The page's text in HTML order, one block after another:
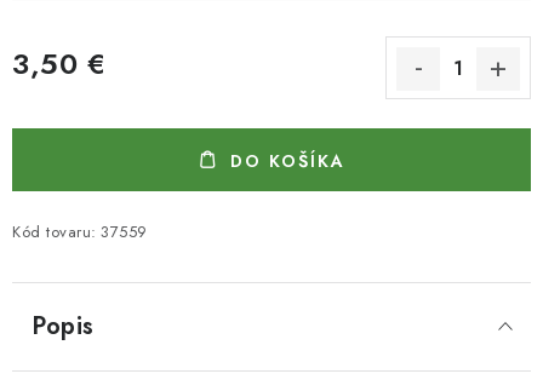
3,50 €
DO KOŠÍKA
Kód tovaru: 37559
Popis